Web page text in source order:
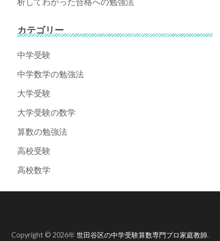
カテゴリー
中学受験
中学数学の勉強法
大学受験
大学受験の数学
算数の勉強法
高校受験
高校数学
Copyright © 2026年世田谷区の中学受験算数専門プロ家庭教師.